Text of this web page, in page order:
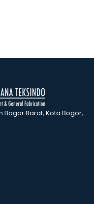
Bogor Barat, Kota Bogor,